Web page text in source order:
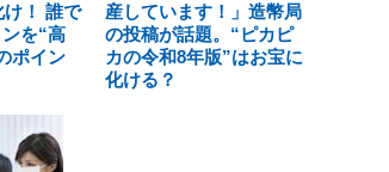
け！ 誰で
を“高
ポイン
産しています！」造幣局
の投稿が話題。“ピカピ
カの令和8年版”はお宝に
化ける？